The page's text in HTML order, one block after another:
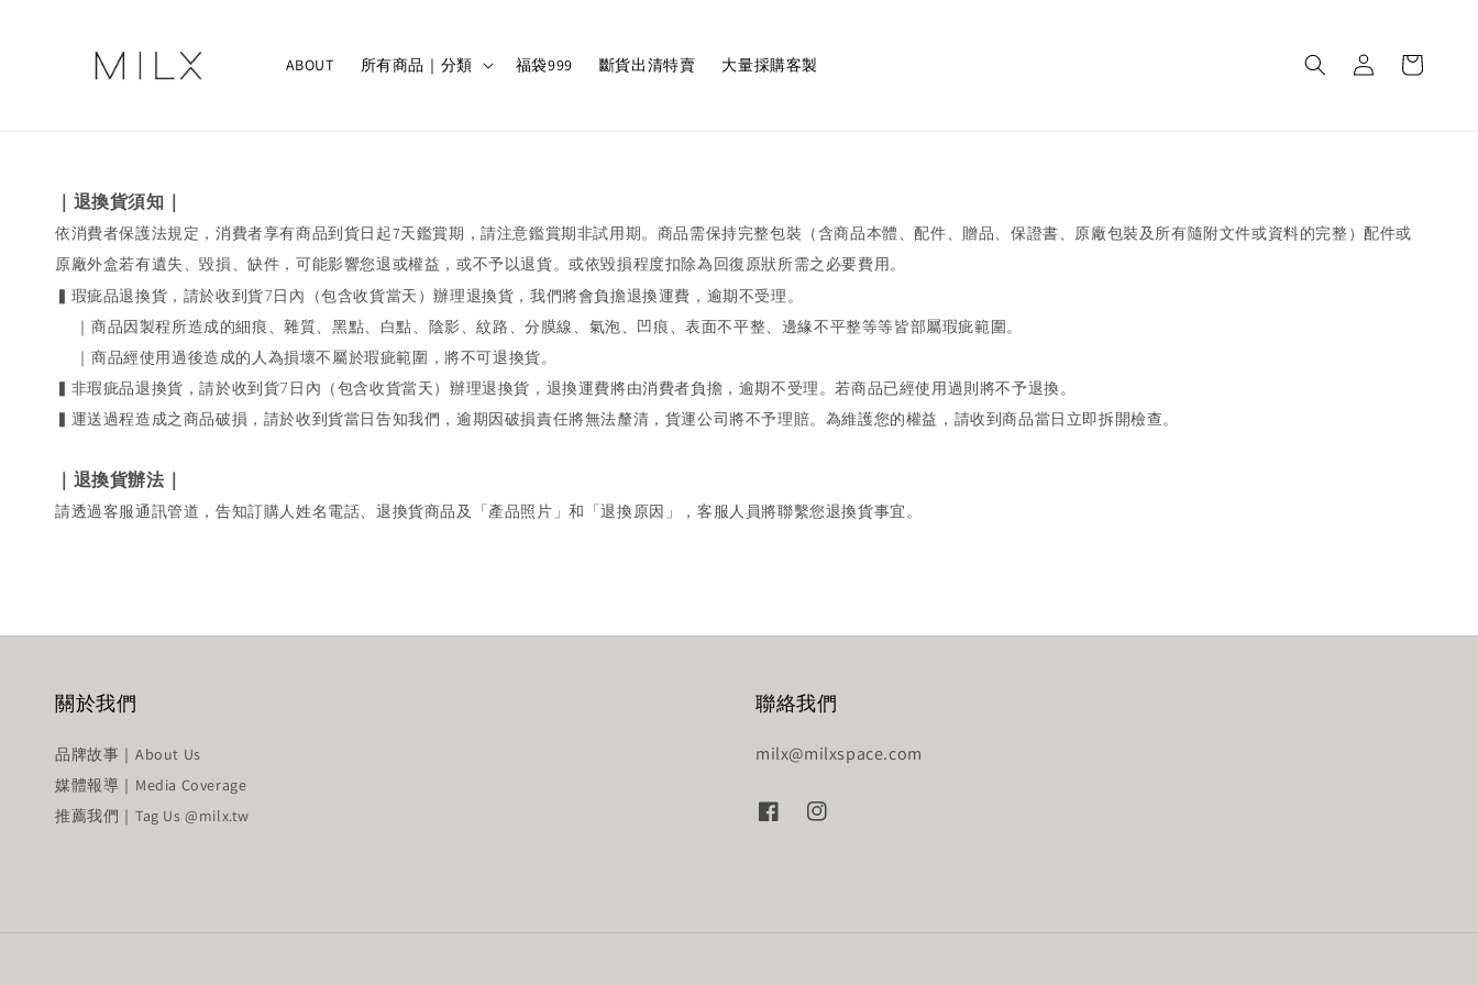
ABOUT 所有商品｜分類 福袋999 斷貨出清特賣 大量採購客製
｜退換貨須知｜
依消費者保護法規定，消費者享有商品到貨日起7天鑑賞期，請注意鑑賞期非試用期。商品需保持完整包裝（含商品本體、配件、贈品、保證書、原廠包裝及所有隨附文件或資料的完整）配件或
原廠外盒若有遺失、毀損、缺件，可能影響您退或權益，或不予以退貨。或依毀損程度扣除為回復原狀所需之必要費用。
▍瑕疵品退換貨，請於收到貨7日內（包含收貨當天）辦理退換貨，我們將會負擔退換運費，逾期不受理。
｜商品因製程所造成的細痕、雜質、黑點、白點、陰影、紋路、分膜線、氣泡、凹痕、表面不平整、邊緣不平整等等皆部屬瑕疵範圍。
｜商品經使用過後造成的人為損壞不屬於瑕疵範圍，將不可退換貨。
▍非瑕疵品退換貨，請於收到貨7日內（包含收貨當天）辦理退換貨，退換運費將由消費者負擔，逾期不受理。若商品已經使用過則將不予退換。
▍運送過程造成之商品破損，請於收到貨當日告知我們，逾期因破損責任將無法釐清，貨運公司將不予理賠。為維護您的權益，請收到商品當日立即拆開檢查。
｜退換貨辦法｜
請透過客服通訊管道，告知訂購人姓名電話、退換貨商品及「產品照片」和「退換原因」，客服人員將聯繫您退換貨事宜。
關於我們
品牌故事｜About Us
媒體報導｜Media Coverage
推薦我們｜Tag Us @milx.tw
聯絡我們
milx@milxspace.com